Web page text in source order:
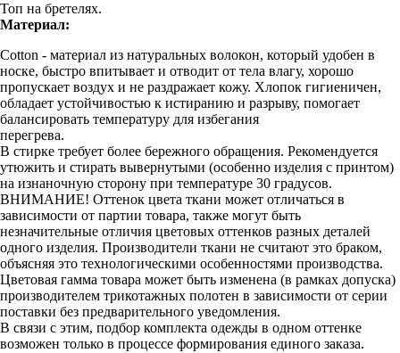
Топ на бретелях.
Материал:
Cotton - материал из натуральных волокон, который удобен в
носке, быстро впитывает и отводит от тела влагу, хорошо
пропускает воздух и не раздражает кожу. Хлопок гигиеничен,
обладает устойчивостью к истиранию и разрыву, помогает
балансировать температуру для избегания
перегрева.
В стирке требует более бережного обращения. Рекомендуется
утюжить и стирать вывернутыми (особенно изделия с принтом)
на изнаночную сторону при температуре 30 градусов.
ВНИМАНИЕ! Оттенок цвета ткани может отличаться в
зависимости от партии товара, также могут быть
незначительные отличия цветовых оттенков разных деталей
одного изделия. Производители ткани не считают это браком,
объясняя это технологическими особенностями производства.
Цветовая гамма товара может быть изменена (в рамках допуска)
производителем трикотажных полотен в зависимости от серии
поставки без предварительного уведомления.
В связи с этим, подбор комплекта одежды в одном оттенке
возможен только в процессе формирования единого заказа.